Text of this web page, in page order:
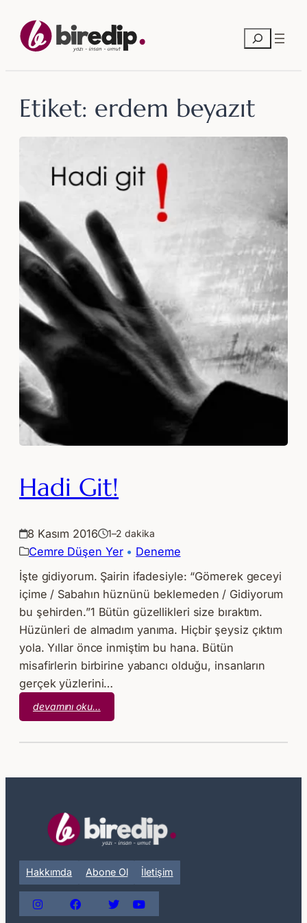
geç
Ara
Etiket: erdem beyazıt
Hadi Git!
8 Kasım 2016 1–2 dakika
Cemre Düşen Yer • Deneme
İşte gidiyorum. Şairin ifadesiyle: “Gömerek geceyi
içime / Sabahın hüznünü beklemeden / Gidiyorum
bu şehirden.”1 Bütün güzellikleri size bıraktım.
Hüzünleri de almadım yanıma. Hiçbir şeysiz çıktım
yola. Yıllar önce inmiştim bu hana. Bütün
misafirlerin birbirine yabancı olduğu, insanların
gerçek yüzlerini…
devamını oku…
Hadi
Hakkımda Abone Ol İletişim